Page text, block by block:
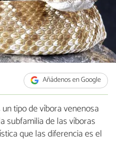
Añádenos en Google
tipo de víbora venenosa
subfamilia de las víboras
que las diferencia es el